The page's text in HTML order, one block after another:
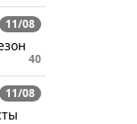
11/08
40
11/08